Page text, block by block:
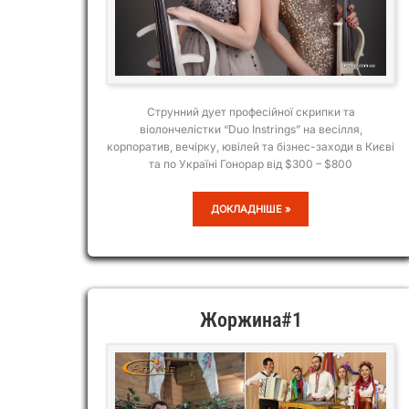
Струнний дует професійної скрипки та
віолончелістки “Duo Instrings” на весілля,
корпоратив, вечірку, ювілей та бізнес-заходи в Києві
та по Україні Гонорар від $300 – $800
DUO
INSTRINGS
ДОКЛАДНІШЕ »
Жоржина#1